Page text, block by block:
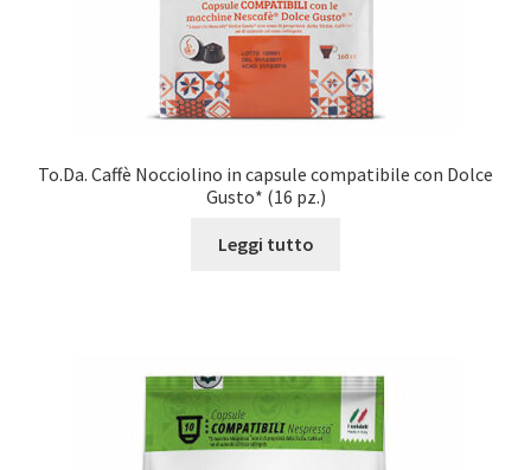
To.Da. Caffè Nocciolino in capsule compatibile con Dolce
Gusto* (16 pz.)
Leggi tutto